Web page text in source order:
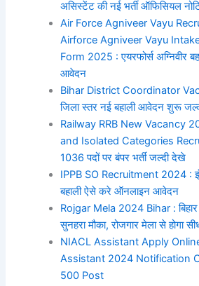
असिस्टेंट की नई भर्ती ऑफिसियल
Air Force Agniveer Vayu
Airforce Agniveer Vayu
Form 2025 : एयरफोर्स अग्निवीर
आवेदन
Bihar District Coordinator
जिला स्तर नई बहाली आवेदन शुरू
Railway RRB New Vacancy
and Isolated Categories
1036 पदों पर बंपर भर्ती जल्दी देखे
IPPB SO Recruitment 2024 :
बहाली ऐसे करे ऑनलाइन आवेदन
Rojgar Mela 2024 Bihar :
सुनहरा मौका, रोजगार मेला से होगा
NIACL Assistant Apply
Assistant 2024 Notification
500 Post